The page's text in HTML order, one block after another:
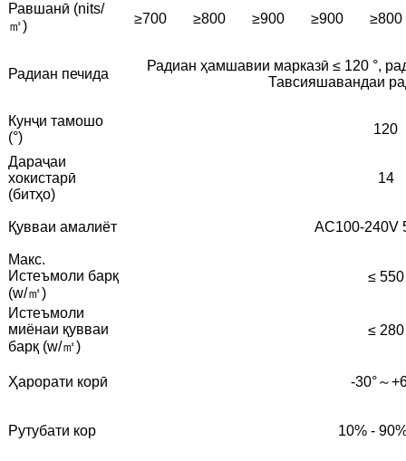
Равшанӣ (nits/
㎡)
≥700 ≥800 ≥900 ≥900 ≥800
Радиан печида
Радиан ҳамшавии марказӣ ≤ 120 °,
Тавсияшавандаи
Кунҷи тамошо
(°)
120
Дараҷаи
хокистарӣ
(битҳо)
14
Қувваи амалиёт AC100-240V
Макс.
Истеъмоли барқ
​​(w/㎡)
≤ 550
Истеъмоли
миёнаи қувваи
барқ ​​(w/㎡)
≤ 280
Ҳарорати корӣ -30°～
Рутубати кор 10% -